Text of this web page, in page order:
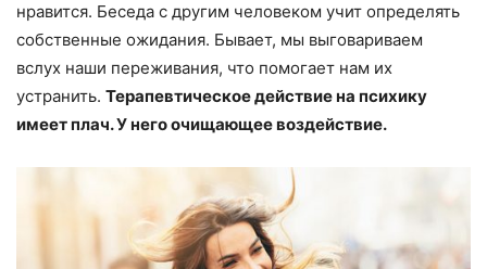
нравится. Беседа с другим человеком учит определять
собственные ожидания. Бывает, мы выговариваем
вслух наши переживания, что помогает нам их
устранить. Терапевтическое действие на психику
имеет плач. У него очищающее воздействие.